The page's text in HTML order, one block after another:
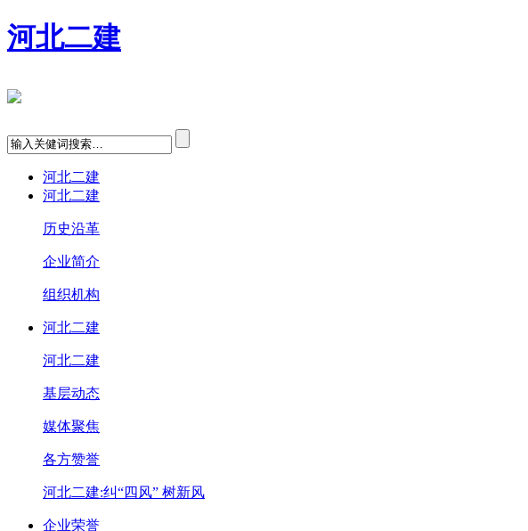
河北二建
河北二建
河北二建
历史沿革
企业简介
组织机构
河北二建
河北二建
基层动态
媒体聚焦
各方赞誉
河北二建:纠“四风” 树新风
企业荣誉